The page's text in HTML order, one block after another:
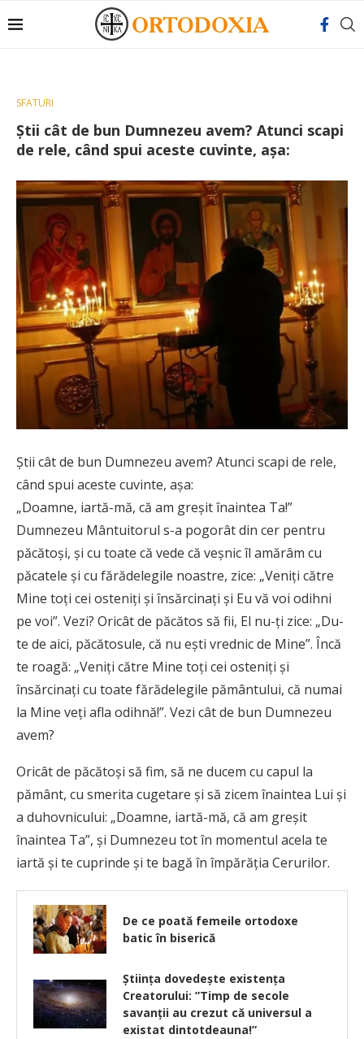
SFATURI
Știi cât de bun Dumnezeu avem? Atunci scapi
de rele, când spui aceste cuvinte, așa:
Știi cât de bun Dumnezeu avem? Atunci scapi de rele,
când spui aceste cuvinte, așa:
„Doamne, iartă-mă, că am greşit înaintea Ta!”
Dumnezeu Mântuitorul s-a pogorât din cer pentru
păcătoşi, şi cu toate că vede că veşnic îl amărâm cu
păcatele şi cu fărădelegile noastre, zice: „Veniţi către
Mine toţi cei osteniţi şi însărcinaţi şi Eu vă voi odihni
pe voi”. Vezi? Oricât de păcătos să fii, El nu-ţi zice: „Du-
te de aici, păcătosule, că nu eşti vrednic de Mine”. Încă
te roagă: „Veniţi către Mine toţi cei osteniţi şi
însărcinaţi cu toate fărădelegile pământului, că numai
la Mine veţi afla odihnă!”. Vezi cât de bun Dumnezeu
avem?
Oricât de păcătoşi să fim, să ne ducem cu capul la
pământ, cu smerita cugetare şi să zicem înaintea Lui şi
a duhovnicului: „Doamne, iartă-mă, că am greşit
înaintea Ta”, şi Dumnezeu tot în momentul acela te
iartă şi te cuprinde şi te bagă în împărăţia Cerurilor.
De ce poată femeile ortodoxe
batic în biserică
Știința dovedește existenţa
Creatorului: ”Timp de secole
savanții au crezut că universul a
existat dintotdeauna!”